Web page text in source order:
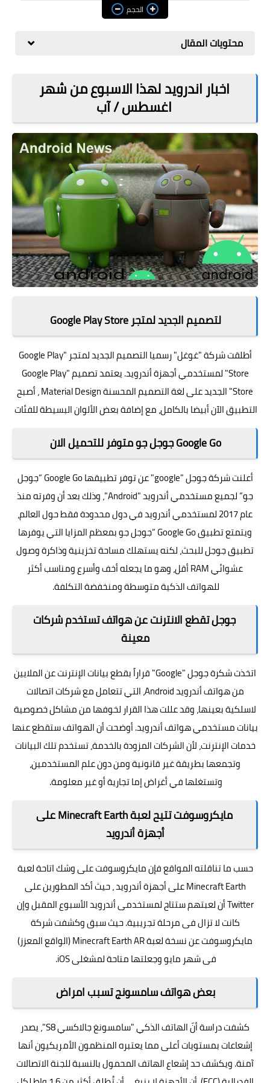
الربح من الانترنت
ذكاء اصطناعي
الحجم
محتويات المقال
اخبار اندرويد لهذا الاسبوع من شهر
اغسطس / آب
لتصميم الجديد لمتجر Google Play Store
أطلقت شركة "غوغل" رسميا التصميم الجديد لمتجر "Google Play
Store
" لمستخدمي أجهزة أندرويد. يعتمد تصميم "Google Play
Store" الجديد على لغة التصميم المحسنة Material Design ، أصبح
التطبيق الآن أبيضا بالكامل، مع إضافة بعض الألوان البسيطة للفئات
Google Go جوجل جو متوفر للتحميل الان
أعلنت شركة جوجل "google" عن توفر تطبيقها Google Go “جوجل
جو” لجميع مستخدمي أندرويد "Android"، وذلك بعد أن وفرته منذ
عام 2017 لمستخدمي أندرويد في دول محدودة فقط حول العالم،
ويتمتع تطبيق Google Go “جوجل جو بمعظم المزايا التي يوفرها
تطبيق جوجل للبحث، لكنه يستهلك مساحة تخزينية وذاكرة وصول
عشوائي RAM أقل، وهو ما يجعله أخف وأسرع ومناسب أكثر
للهواتف الذكية متوسطة ومنخفضة التكلفة.
جوجل تقطع الانترنت عن هواتف تستخدم شركات
معينة
اتخذت شكرة جوجل "Google" قراراً بقطع بيانات الإنترنت عن الملايين
من هواتف أندرويد Android، التي تتعامل مع شركات اتصالات
لاسلكية بعينها، وقد عللت هذا القرار لخوفها من مشاكل خصوصية
بيانات مستخدمي هواتف أندرويد. أوضحت أن الهواتف ستقطع عنها
خدمات الإنترنت، لأن الشركات المزودة بالخدمة، تستخدم تلك البيانات
وتجمعها بطريقة غير قانونية ومن دون علم المستخدمين،
وتستغلها في أغراض إما تجارية أو غير معلومة.
مايكروسوفت تتيح لعبة Minecraft Earth على
أجهزة أندرويد
حسب ما تناقلته المواقع فإن مايكروسوفت على وشك اتاحة لعبة
Minecraft Earth على أجهزة أندرويد ، حيث أكد المطورين على
Twitter أن لعبتهم ستتاح لمستخدمى أندرويد الأسبوع المقبل وإن
كانت لا تزال فى مرحلة تجريبية. حيث سبق وكشفت شركة
مايكروسوفت عن نسخة لعبة Minecraft Earth AR (الواقع المعزز)
فى شهر مايو وجعلتها متاحة لمشغلىiOS.
بعض هواتف سامسونج تسبب امراض
كشفت دراسة أنّ الهاتف الذكي "سامسونغ جالاكسي S8"، يصدر
إشعاعات بمستويات أعلى مما يعتبره المنظمون الأمريكيون أنها
آمنة. ويكشف حد إشعاع الهاتف المحمول بالنسبة للجنة الاتصالات